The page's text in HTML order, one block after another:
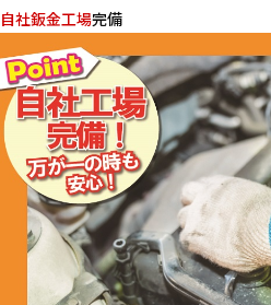
自社鈑金工場完備